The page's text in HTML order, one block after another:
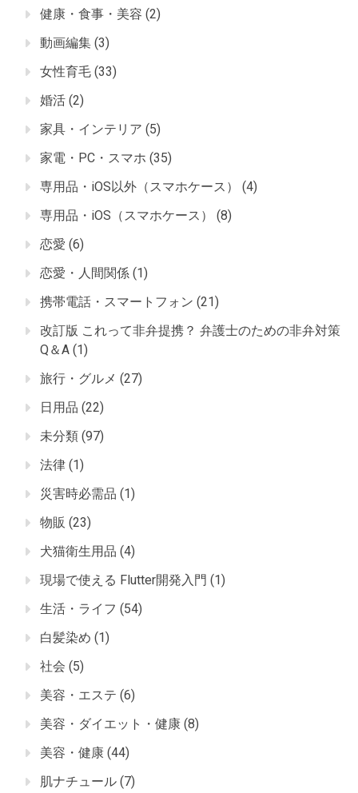
健康・食事・美容 (2)
動画編集 (3)
女性育毛 (33)
婚活 (2)
家具・インテリア (5)
家電・PC・スマホ (35)
専用品・iOS以外（スマホケース）
(4)
専用品・iOS（スマホケース）
(8)
恋愛 (6)
恋愛・人間関係 (1)
携帯電話・スマートフォン (21)
改訂版 これって非弁提携？ 弁護士のための非弁対策
Q＆A (1)
旅行・グルメ (27)
日用品 (22)
未分類 (97)
法律 (1)
災害時必需品 (1)
物販 (23)
犬猫衛生用品 (4)
現場で使える Flutter開発入門 (1)
生活・ライフ (54)
白髪染め (1)
社会 (5)
美容・エステ (6)
美容・ダイエット・健康 (8)
美容・健康 (44)
肌ナチュール (7)